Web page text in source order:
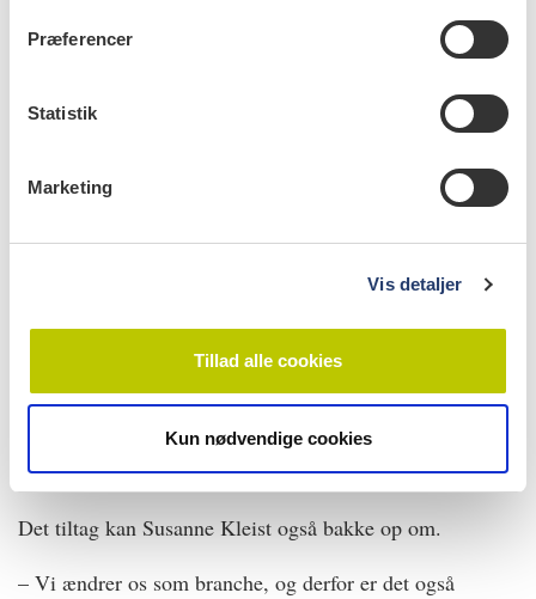
Præferencer
Statistik
Marketing
Vis detaljer
Tillad alle cookies
Kun nødvendige cookies
Styrelsen for Patientsikkerhed planer om at begynde at
fokusere mere på ledelsernes forpligtigelser på de store
virksomhed, der driver en tandklinik, skal organisere sine
behandlingssteder på en sådan måde, at tandlægerne er i
stand til at varetage deres opgaver fagligt forsvarligt og
overholde de pligter som følger af lovgivningen – fx
ledelse af en klinik tager ansvaret i forhold til
Petri.
Læring skal være nøgleordet
Det tiltag kan Susanne Kleist også bakke op om.
– Vi ændrer os som branche, og derfor er det også